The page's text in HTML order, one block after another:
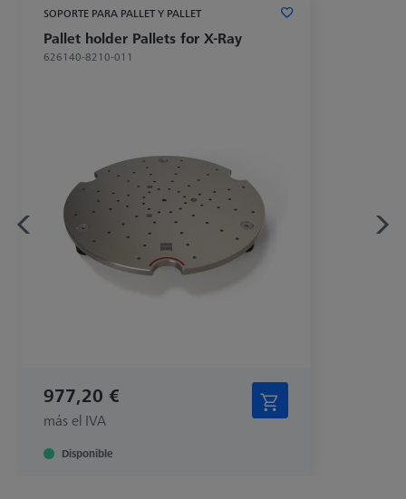
SOPORTE PARA PALLET Y PALLET
Pallet holder Pallets for X-Ray
626140-8210-011
977,20 €
más el IVA
Disponible